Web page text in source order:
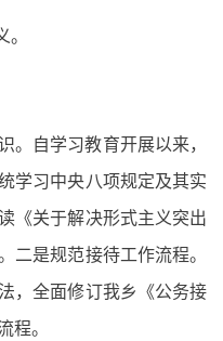
。自学习教育开展以来，
学习中央八项规定及其实
《关于解决形式主义突出
二是规范接待工作流程。
，全面修订我乡《公务接
。